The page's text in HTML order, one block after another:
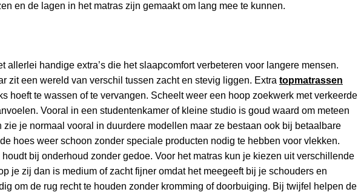
en de lagen in het matras zijn gemaakt om lang mee te kunnen.
handige extra’s die het slaapcomfort verbeteren voor langere mensen.
zit een wereld van verschil tussen zacht en stevig liggen. Extra topmatrassen
hoeft te wassen of te vervangen. Scheelt weer een hoop zoekwerk met verkeerde
Vooral in een studentenkamer of kleine studio is goud waard om meteen
je normaal vooral in duurdere modellen maar ze bestaan ook bij betaalbare
hoes weer schoon zonder speciale producten nodig te hebben voor vlekken.
bij onderhoud zonder gedoe. Voor het matras kun je kiezen uit verschillende
je zij dan is medium of zacht fijner omdat het meegeeft bij je schouders en
om de rug recht te houden zonder kromming of doorbuiging. Bij twijfel helpen de